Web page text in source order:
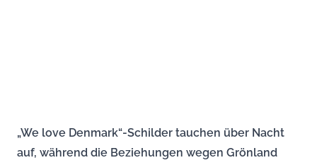
„We love Denmark“-Schilder tauchen über Nacht
auf, während die Beziehungen wegen Grönland